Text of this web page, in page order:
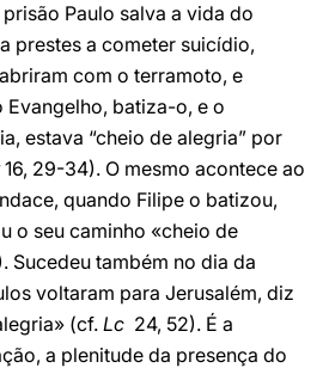
Paulo salva a vida do
prestes a cometer suicídio,
com o terramoto, e
batiza-o, e o
estava “cheio de alegria” por
16, 29-34). O mesmo acontece ao
quando Filipe o batizou,
o seu caminho «cheio de
Sucedeu também no dia da
voltaram para Jerusalém, diz
(cf. Lc 24, 52). É a
a plenitude da presença do